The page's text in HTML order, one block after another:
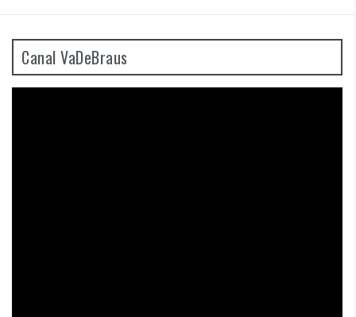
Canal VaDeBraus